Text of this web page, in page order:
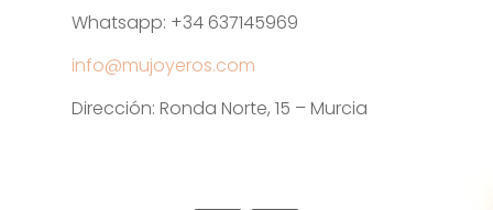
Whatsapp: +34 637145969
info@mujoyeros.com
Dirección: Ronda Norte, 15 – Murcia